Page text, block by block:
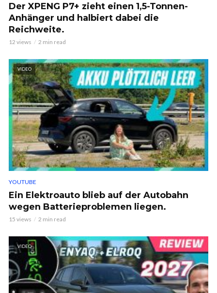
Der XPENG P7+ zieht einen 1,5-Tonnen-
Anhänger und halbiert dabei die
Reichweite.
12 views 2 min read
VIDEO
YOUTUBE
Ein Elektroauto blieb auf der Autobahn
wegen Batterieproblemen liegen.
15 views 2 min read
VIDEO